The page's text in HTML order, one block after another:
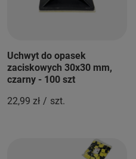
Uchwyt do opasek
zaciskowych 30x30 mm,
czarny - 100 szt
22,99 zł / szt.